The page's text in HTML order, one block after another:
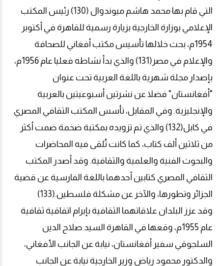
التي قام بها محمد هاشم ميوندوال (130) رئيس المكتب
الإعلامي بوزارة الخارجية بزيارة رسمية للقاهرة في أكتوبر
1954م، بحث خلالها تأسيس مكتب أفغاني للصحافة
والإعلام في مصر(131) والذي بدأ نشاطه فعليا عام 1956م،
بإصدار مجلة شهرية باللغة العربية تحت عنوان
"أفغانستان" فضلا عن نشرتين أسبوعيتين بالعربية
والإنجليزية. وفي المقابل، تأسس المكتب الثقافي المصري
في كابل(132) والذي تم تزويده بمكتبة ضخمة ضمت أكثر
من ثلاثين ألف كتاب، كما كانت تُلقى فيه المحاضرات
والبحوث الفنية والعلمية والثقافية. وقد أصدر المكتب
الثقافي المصري كتابين أحدهما باللغة الفارسية عن قضية
الجزائر وتطورها، والآخر عن مشكلة فلسطين.(133)
وقد عزز البلدان علاقاتهما الثقافية بإبرام اتفاقية ثقافية
عام 1955م، وقعها في القاهرة السيد صلاح الدين
السلجوقي سفير أفغانستان، نيابة عن الجانب الأفغاني،
والدكتور محمود رياض وزير الخارجية نيابة عن الجانب